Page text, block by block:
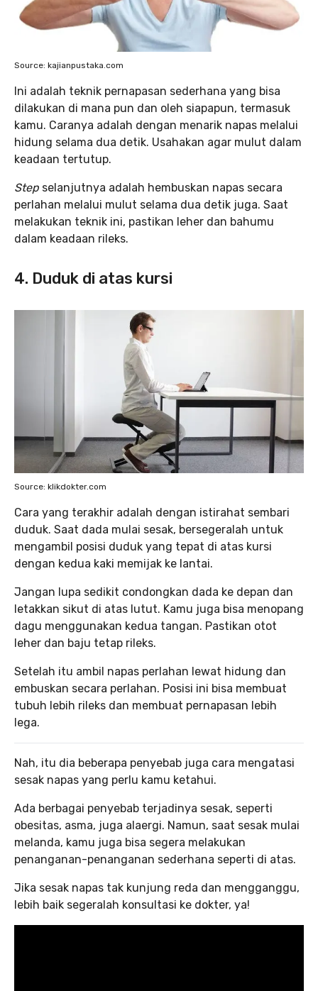
Source: kajianpustaka.com
Ini adalah teknik pernapasan sederhana yang bisa
dilakukan di mana pun dan oleh siapapun, termasuk
kamu. Caranya adalah dengan menarik napas melalui
hidung selama dua detik. Usahakan agar mulut dalam
keadaan tertutup.
Step selanjutnya adalah hembuskan napas secara
perlahan melalui mulut selama dua detik juga. Saat
melakukan teknik ini, pastikan leher dan bahumu
dalam keadaan rileks.
4. Duduk di atas kursi
Source: klikdokter.com
Cara yang terakhir adalah dengan istirahat sembari
duduk. Saat dada mulai sesak, bersegeralah untuk
mengambil posisi duduk yang tepat di atas kursi
dengan kedua kaki memijak ke lantai.
Jangan lupa sedikit condongkan dada ke depan dan
letakkan sikut di atas lutut. Kamu juga bisa menopang
dagu menggunakan kedua tangan. Pastikan otot
leher dan baju tetap rileks.
Setelah itu ambil napas perlahan lewat hidung dan
embuskan secara perlahan. Posisi ini bisa membuat
tubuh lebih rileks dan membuat pernapasan lebih
lega.
Nah, itu dia beberapa penyebab juga cara mengatasi
sesak napas yang perlu kamu ketahui.
Ada berbagai penyebab terjadinya sesak, seperti
obesitas, asma, juga alaergi. Namun, saat sesak mulai
melanda, kamu juga bisa segera melakukan
penanganan-penanganan sederhana seperti di atas.
Jika sesak napas tak kunjung reda dan mengganggu,
lebih baik segeralah konsultasi ke dokter, ya!